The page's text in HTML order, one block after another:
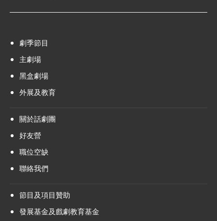
劇季節目
主劇場
黑盒劇場
外展及教育
關於話劇團
好友營
職位空缺
聯絡我們
節目及項目贊助
發展基金及戲劇教育基金